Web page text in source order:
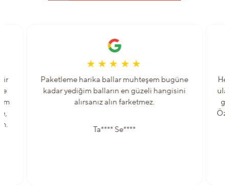
Paketleme harika ballar muhteşem bugüne
kadar yediğim balların en güzeli hangisini
alırsanız alın farketmez.
Ta**** Se****